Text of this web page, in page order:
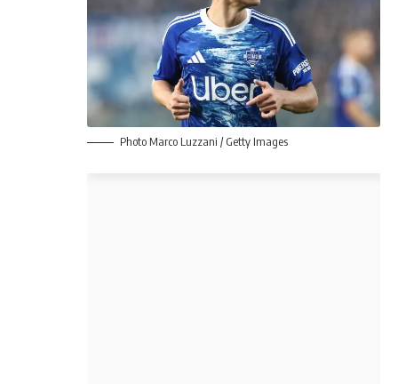
Photo Marco Luzzani / Getty Images